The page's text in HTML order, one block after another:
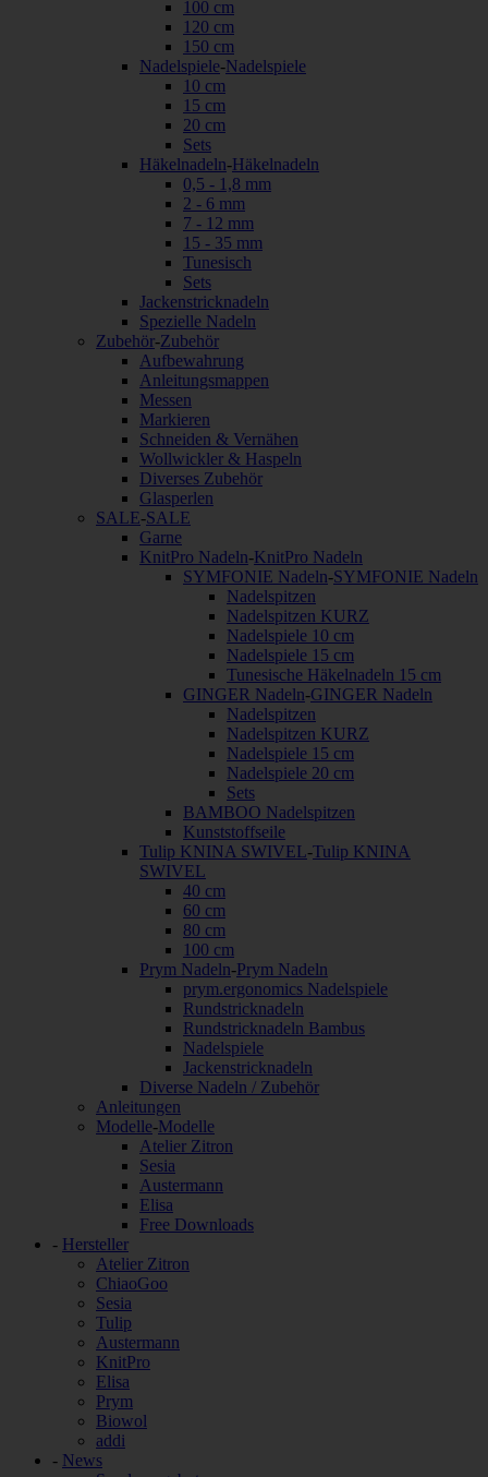
100 cm
120 cm
150 cm
Nadelspiele-Nadelspiele
10 cm
15 cm
20 cm
Sets
Häkelnadeln-Häkelnadeln
0,5 - 1,8 mm
2 - 6 mm
7 - 12 mm
15 - 35 mm
Tunesisch
Sets
Jackenstricknadeln
Spezielle Nadeln
Zubehör-Zubehör
Aufbewahrung
Anleitungsmappen
Messen
Markieren
Schneiden & Vernähen
Wollwickler & Haspeln
Diverses Zubehör
Glasperlen
SALE-SALE
Garne
KnitPro Nadeln-KnitPro Nadeln
SYMFONIE Nadeln-SYMFONIE Nadeln
Nadelspitzen
Nadelspitzen KURZ
Nadelspiele 10 cm
Nadelspiele 15 cm
Tunesische Häkelnadeln 15 cm
GINGER Nadeln-GINGER Nadeln
Nadelspitzen
Nadelspitzen KURZ
Nadelspiele 15 cm
Nadelspiele 20 cm
Sets
BAMBOO Nadelspitzen
Kunststoffseile
Tulip KNINA SWIVEL-Tulip KNINA
SWIVEL
40 cm
60 cm
80 cm
100 cm
Prym Nadeln-Prym Nadeln
prym.ergonomics Nadelspiele
Rundstricknadeln
Rundstricknadeln Bambus
Nadelspiele
Jackenstricknadeln
Diverse Nadeln / Zubehör
Anleitungen
Modelle-Modelle
Atelier Zitron
Sesia
Austermann
Elisa
Free Downloads
- Hersteller
Atelier Zitron
ChiaoGoo
Sesia
Tulip
Austermann
KnitPro
Elisa
Prym
Biowol
addi
- News